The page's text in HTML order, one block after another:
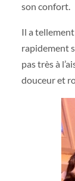
son confort.
Il a
rapidement
pas très à
douceur et